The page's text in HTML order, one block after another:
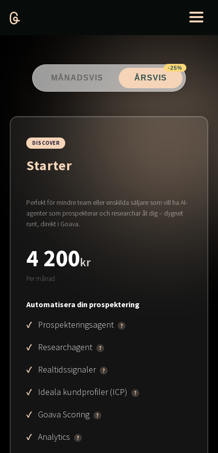
MÅNADSVIS ÅRSVIS
-25%
DISCOVER
Starter
Perfekt för mindre team eller enskilda säljare som vill ha AI-
agenter som prospekterar och researchar åt dig – dygnet
runt, direkt i Goava.
4 200kr
Per månad
Automatisera din prospektering
Prospekteringsagent ?
Researchagent ?
Realtidssignaler ?
Ideala kundprofiler (ICP) ?
Goava Scoring ?
Analytics ?